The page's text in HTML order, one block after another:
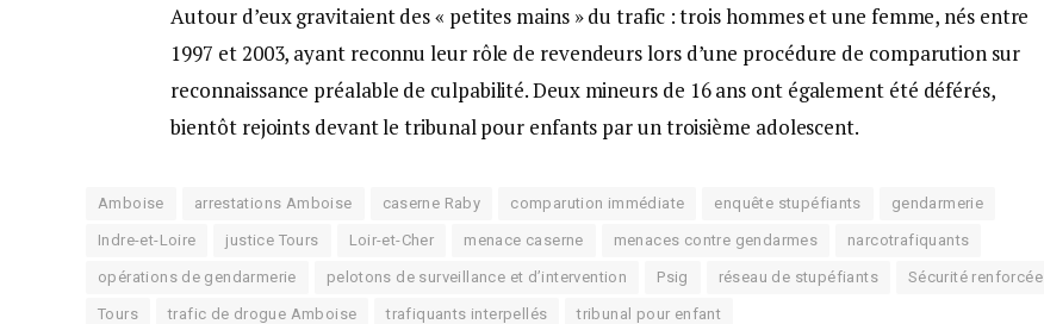
Autour d’eux gravitaient des « petites mains » du trafic : trois hommes et une femme, nés entre
1997 et 2003, ayant reconnu leur rôle de revendeurs lors d’une procédure de comparution sur
reconnaissance préalable de culpabilité. Deux mineurs de 16 ans ont également été déférés,
bientôt rejoints devant le tribunal pour enfants par un troisième adolescent.
Amboise arrestations Amboise caserne Raby comparution immédiate enquête stupéfiants gendarmerie
Indre-et-Loire justice Tours Loir-et-Cher menace caserne menaces contre gendarmes narcotrafiquants
opérations de gendarmerie pelotons de surveillance et d’intervention Psig réseau de stupéfiants Sécurité renforcée
Tours trafic de drogue Amboise trafiquants interpellés tribunal pour enfant